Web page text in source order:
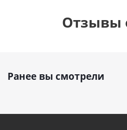
Отзывы
Ранее вы смотрели